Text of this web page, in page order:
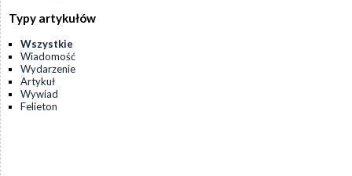
Typy artykułów
Wszystkie
Wiadomość
Wydarzenie
Artykuł
Wywiad
Felieton